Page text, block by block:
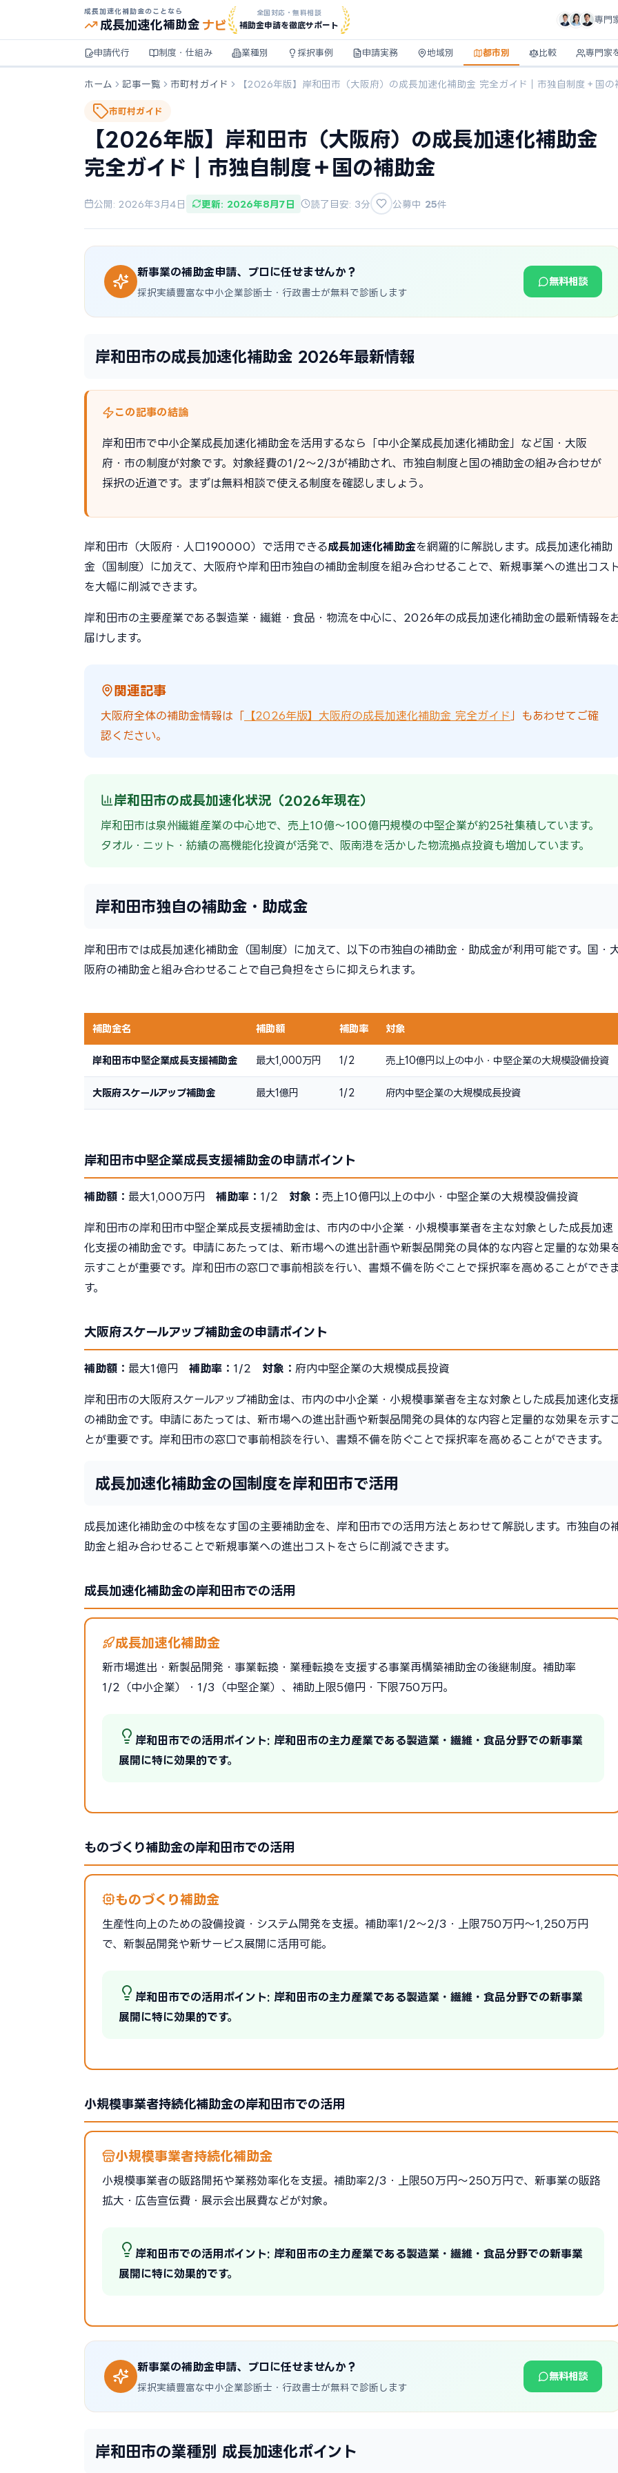
成長加速化補助金のことなら
成長加速化補助金 ナビ
全国対応・無料相談
補助金申請を徹底サポート
専門
申請代行 制度・仕組み 業種別 採択事例 申請実務 地域別 都市別 比較 専門家
ホーム 記事一覧 市町村ガイド 【2026年版】岸和田市（大阪府）の成長加速化補助金 完全ガイド｜市独自制度＋国の
市町村ガイド
【2026年版】岸和田市（大阪府）の成長加速化補助金
完全ガイド｜市独自制度＋国の補助金
公開: 2026年3月4日 更新: 2026年8月7日 読了目安: 3分 公募中 25件
新事業の補助金申請、プロに任せませんか？
採択実績豊富な中小企業診断士・行政書士が無料で診断します
無料相談
岸和田市の成長加速化補助金 2026年最新情報
この記事の結論
岸和田市で中小企業成長加速化補助金を活用するなら「中小企業成長加速化補助金」など国・大阪
府・市の制度が対象です。対象経費の1/2〜2/3が補助され、市独自制度と国の補助金の組み合わせが
採択の近道です。まずは無料相談で使える制度を確認しましょう。
岸和田市（大阪府・人口190000）で活用できる成長加速化補助金を網羅的に解説します。成長加速化補助
金（国制度）に加えて、大阪府や岸和田市独自の補助金制度を組み合わせることで、新規事業への進出コス
を大幅に削減できます。
岸和田市の主要産業である製造業・繊維・食品・物流を中心に、2026年の成長加速化補助金の最新情報を
届けします。
関連記事
大阪府全体の補助金情報は「 【2026年版】大阪府の成長加速化補助金 完全ガイド
」もあわせてご確
認ください。
岸和田市の成長加速化状況（2026年現在）
岸和田市は泉州繊維産業の中心地で、売上10億〜100億円規模の中堅企業が約25社集積しています。
タオル・ニット・紡績の高機能化投資が活発で、阪南港を活かした物流拠点投資も増加しています。
岸和田市独自の補助金・助成金
岸和田市では成長加速化補助金（国制度）に加えて、以下の市独自の補助金・助成金が利用可能です。国・
阪府の補助金と組み合わせることで自己負担をさらに抑えられます。
補助金名 補助額 補助率 対象
岸和田市中堅企業成長支援補助金 最大1,000万円 1/2 売上10億円以上の中小・中堅企業の大規模設備投資
大阪府スケールアップ補助金 最大1億円 1/2 府内中堅企業の大規模成長投資
岸和田市中堅企業成長支援補助金の申請ポイント
補助額： 最大1,000万円 補助率： 1/2 対象： 売上10億円以上の中小・中堅企業の大規模設備投資
岸和田市の岸和田市中堅企業成長支援補助金は、市内の中小企業・小規模事業者を主な対象とした成長加速
化支援の補助金です。申請にあたっては、新市場への進出計画や新製品開発の具体的な内容と定量的な効果
示すことが重要です。岸和田市の窓口で事前相談を行い、書類不備を防ぐことで採択率を高めることができ
す。
大阪府スケールアップ補助金の申請ポイント
補助額： 最大1億円 補助率： 1/2 対象： 府内中堅企業の大規模成長投資
岸和田市の大阪府スケールアップ補助金は、市内の中小企業・小規模事業者を主な対象とした成長加速化支
の補助金です。申請にあたっては、新市場への進出計画や新製品開発の具体的な内容と定量的な効果を示す
とが重要です。岸和田市の窓口で事前相談を行い、書類不備を防ぐことで採択率を高めることができます。
成長加速化補助金の国制度を岸和田市で活用
成長加速化補助金の中核をなす国の主要補助金を、岸和田市での活用方法とあわせて解説します。市独自の
助金と組み合わせることで新規事業への進出コストをさらに削減できます。
成長加速化補助金の岸和田市での活用
成長加速化補助金
新市場進出・新製品開発・事業転換・業種転換を支援する事業再構築補助金の後継制度。補助率
1/2（中小企業）・1/3（中堅企業）、補助上限5億円・下限750万円。
岸和田市での活用ポイント: 岸和田市の主力産業である製造業・繊維・食品分野での新事業
展開に特に効果的です。
ものづくり補助金の岸和田市での活用
ものづくり補助金
生産性向上のための設備投資・システム開発を支援。補助率1/2〜2/3・上限750万円〜1,250万円
で、新製品開発や新サービス展開に活用可能。
岸和田市での活用ポイント: 岸和田市の主力産業である製造業・繊維・食品分野での新事業
展開に特に効果的です。
小規模事業者持続化補助金の岸和田市での活用
小規模事業者持続化補助金
小規模事業者の販路開拓や業務効率化を支援。補助率2/3・上限50万円〜250万円で、新事業の販路
拡大・広告宣伝費・展示会出展費などが対象。
岸和田市での活用ポイント: 岸和田市の主力産業である製造業・繊維・食品分野での新事業
展開に特に効果的です。
新事業の補助金申請、プロに任せませんか？
採択実績豊富な中小企業診断士・行政書士が無料で診断します
無料相談
岸和田市の業種別 成長加速化ポイント